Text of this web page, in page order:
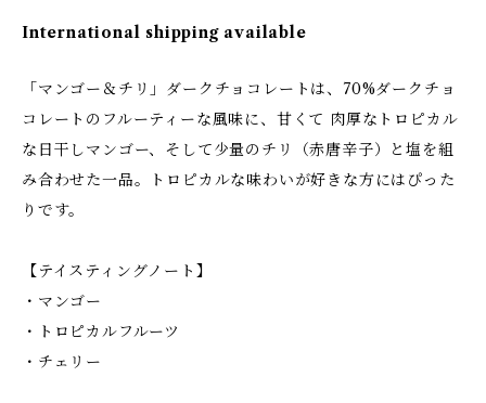
International shipping available
「マンゴー＆チリ」ダークチョコレートは、70%ダークチョ
コレートのフルーティーな風味に、甘くて 肉厚なトロピカル
な日干しマンゴー、そして少量のチリ（赤唐辛子）と塩を組
み合わせた一品。トロピカルな味わいが好きな方にはぴった
りです。
【テイスティングノート】
・マンゴー
・トロピカルフルーツ
・チェリー